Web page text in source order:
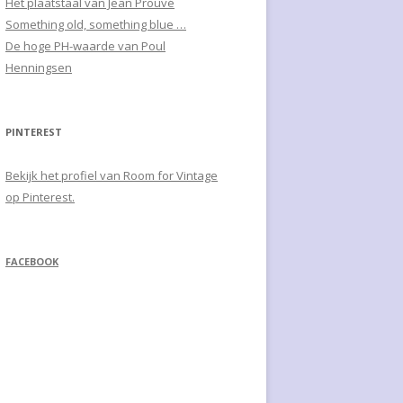
Something old, something blue …
De hoge PH-waarde van Poul
Henningsen
PINTEREST
Bekijk het profiel van Room for Vintage
op Pinterest.
FACEBOOK